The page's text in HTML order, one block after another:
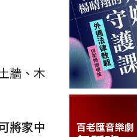
牆、木
將家中